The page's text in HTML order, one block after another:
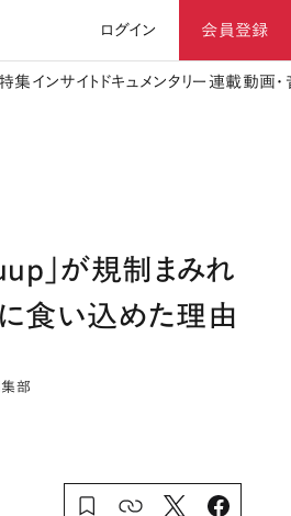
ログイン 会員登録
集 インサイト ドキュメンタリー 連載動画
」が規制まみれ
食い込めた理由
集部